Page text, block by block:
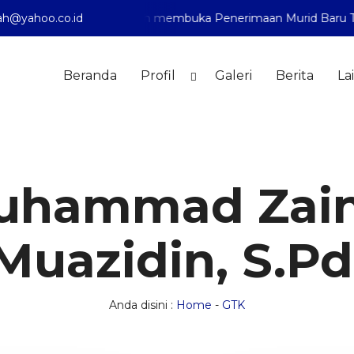
1 Pontianak telah membuka Penerimaan Murid Baru
Beranda Profil Galeri Berita
Anda disini : Home - GTK